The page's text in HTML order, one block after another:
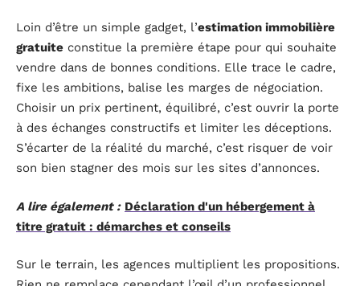
Loin d’être un simple gadget, l’estimation immobilière
gratuite constitue la première étape pour qui souhaite
vendre dans de bonnes conditions. Elle trace le cadre,
fixe les ambitions, balise les marges de négociation.
Choisir un prix pertinent, équilibré, c’est ouvrir la porte
à des échanges constructifs et limiter les déceptions.
S’écarter de la réalité du marché, c’est risquer de voir
son bien stagner des mois sur les sites d’annonces.
A lire également : Déclaration d'un hébergement à
titre gratuit : démarches et conseils
Sur le terrain, les agences multiplient les propositions.